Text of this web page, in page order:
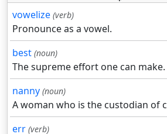
vowelize (verb)
Pronounce as a vowel.
best (noun)
The supreme effort one can make.
nanny (noun)
A woman who is the custodian of
err (verb)